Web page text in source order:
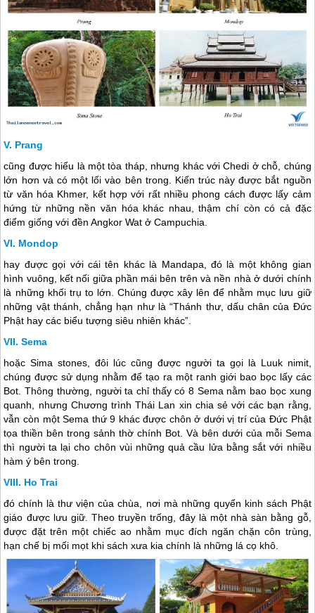
Prang
cũng được hiểu là một tòa tháp, nhưng khác với Chedi ở chỗ, chúng
lớn hơn và có một lối vào bên trong. Kiến trúc này được bắt nguồn
từ văn hóa Khmer, kết hợp với rất nhiều phong cách được lấy cảm
hứng từ những nền văn hóa khác nhau, thậm chí còn có cả đặc
điểm giống với đền Angkor Wat ở Campuchia.
Mondop
hay được gọi với cái tên khác là Mandapa, đó là một không gian
hình vuông, kết nối giữa phần mái bên trên và nền nhà ở dưới chính
là những khối trụ to lớn. Chúng được xây lên để nhằm mục lưu giữ
những vật thánh, chẳng hạn như là “Thánh thư, dấu chân của Đức
Phật hay các biểu tượng siêu nhiên khác”.
Sema
hoặc Sima stones, đôi lúc cũng được người ta gọi là Luuk nimit,
chúng được sử dụng nhằm để tạo ra một ranh giới bao bọc lấy các
Bot. Thông thường, người ta chỉ thấy có 8 Sema nằm bao bọc xung
quanh, nhưng Chương trìnhThái Lan xin chia sẻ với các bạn rằng,
vẫn còn một Sema thứ 9 khác được chôn ở dưới vị trí của Đức Phật
tọa thiền bên trong sảnh thờ chính Bot. Và bên dưới của mỗi Sema
thì người ta lại cho chôn vùi những quả cầu lửa bằng sắt với nhiều
hàm ý bên trong.
Ho Trai
đó chính là thư viện của chùa, nơi mà những quyển kinh sách Phật
giáo được lưu giữ. Theo truyền trống, đây là một nhà sàn bằng gỗ,
được đặt trên một chiếc ao nhằm mục đích ngăn chặn côn trùng,
hạn chế bị mối mọt khi sách xưa kia chính là những lá cọ khô.